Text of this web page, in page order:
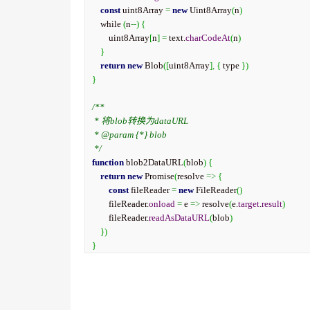
const uint8Array = new Uint8Array(n)
    while
(n--) {
        uint8Array
[n] = text.charCodeAt(n)
}
return new Blob([uint8Array], { type })
}
/**
*/
function blob2DataURL(blob) {
return new Promise(resolve => {
const fileReader = new FileReader()
        fileReader.
onload = e => resolve(e.target.result)
        fileReader.
readAsDataURL(blob)
})
}